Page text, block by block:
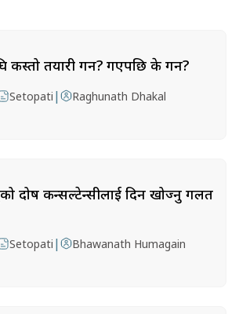
कस्तो तयारी गर्ने? गएपछि के गर्ने?
Setopati | Raghunath Dhakal
दोष कन्सल्टेन्सीलाई दिन खोज्नु गलत
Setopati | Bhawanath Humagain